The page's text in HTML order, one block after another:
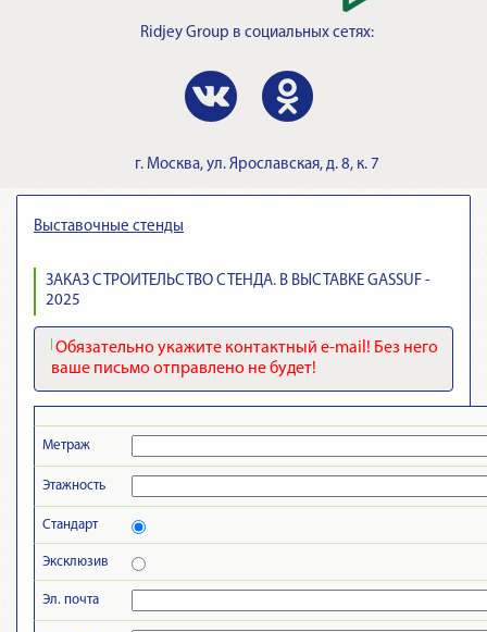
Ridjey Group в социальных сетях:
г. Москва, ул. Ярославская, д. 8, к. 7
Выставочные стенды
ЗАКАЗ СТРОИТЕЛЬСТВО СТЕНДА. В ВЫСТАВКЕ GASSUF -
2025
Обязательно укажите контактный e-mail! Без него
ваше письмо отправлено не будет!
Метраж
Этажность
Стандарт
Эксклюзив
Эл. почта